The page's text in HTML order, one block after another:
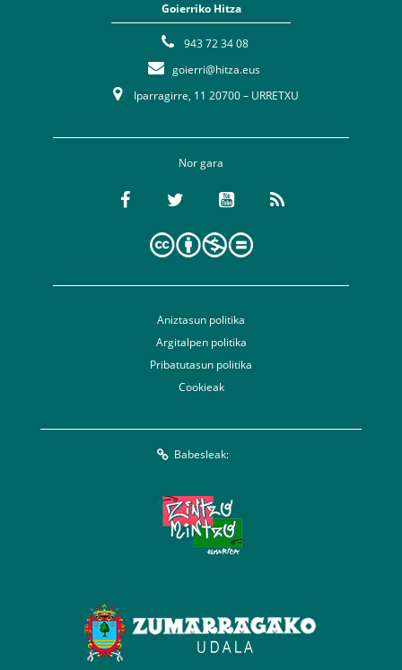
Goierriko Hitza
943 72 34 08
goierri@hitza.eus
Iparragirre, 11 20700 – URRETXU
Nor gara
Aniztasun politika
Argitalpen politika
Pribatutasun politika
Cookieak
Babesleak: